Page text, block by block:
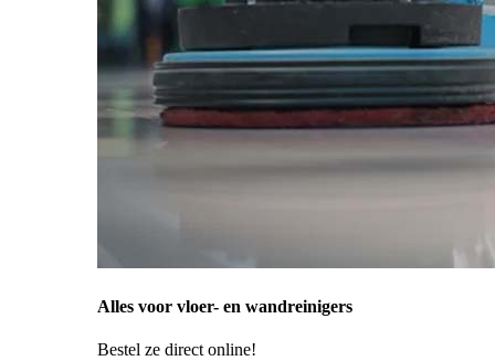
Alles voor vloer- en wandreinigers
Bestel ze direct online!